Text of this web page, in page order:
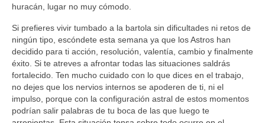
huracán, lugar no muy cómodo.
Si prefieres vivir tumbado a la bartola sin dificultades ni retos de
ningún tipo, escóndete esta semana ya que los Astros han
decidido para ti acción, resolución, valentía, cambio y finalmente
éxito. Si te atreves a afrontar todas las situaciones saldrás
fortalecido. Ten mucho cuidado con lo que dices en el trabajo,
no dejes que los nervios internos se apoderen de ti, ni el
impulso, porque con la configuración astral de estos momentos
podrían salir palabras de tu boca de las que luego te